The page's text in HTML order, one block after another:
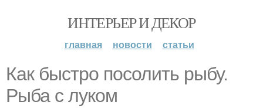
ИНТЕРЬЕР И ДЕКОР
главная новости статьи
Как быстро посолить рыбу.
Рыба с луком